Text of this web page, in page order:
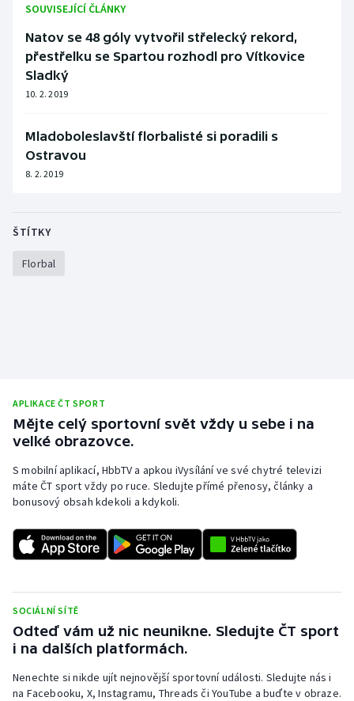
Vodní slalom
Volejbal
SOUVISEJÍCÍ ČLÁNKY
Natov se 48 góly vytvořil střelecký rekord,
přestřelku se Spartou rozhodl pro Vítkovice
Sladký
10. 2. 2019
Mladoboleslavští florbalisté si poradili s
Ostravou
8. 2. 2019
ŠTÍTKY
Florbal
APLIKACE ČT SPORT
Mějte celý sportovní svět vždy u sebe i na
velké obrazovce.
S mobilní aplikací, HbbTV a apkou iVysílání ve své chytré televizi
máte ČT sport vždy po ruce. Sledujte přímé přenosy, články a
bonusový obsah kdekoli a kdykoli.
SOCIÁLNÍ SÍTĚ
Odteď vám už nic neunikne. Sledujte ČT sport
i na dalších platformách.
Nenechte si nikde ujít nejnovější sportovní události. Sledujte nás i
na Facebooku, X, Instagramu, Threads či YouTube a buďte v obraze.